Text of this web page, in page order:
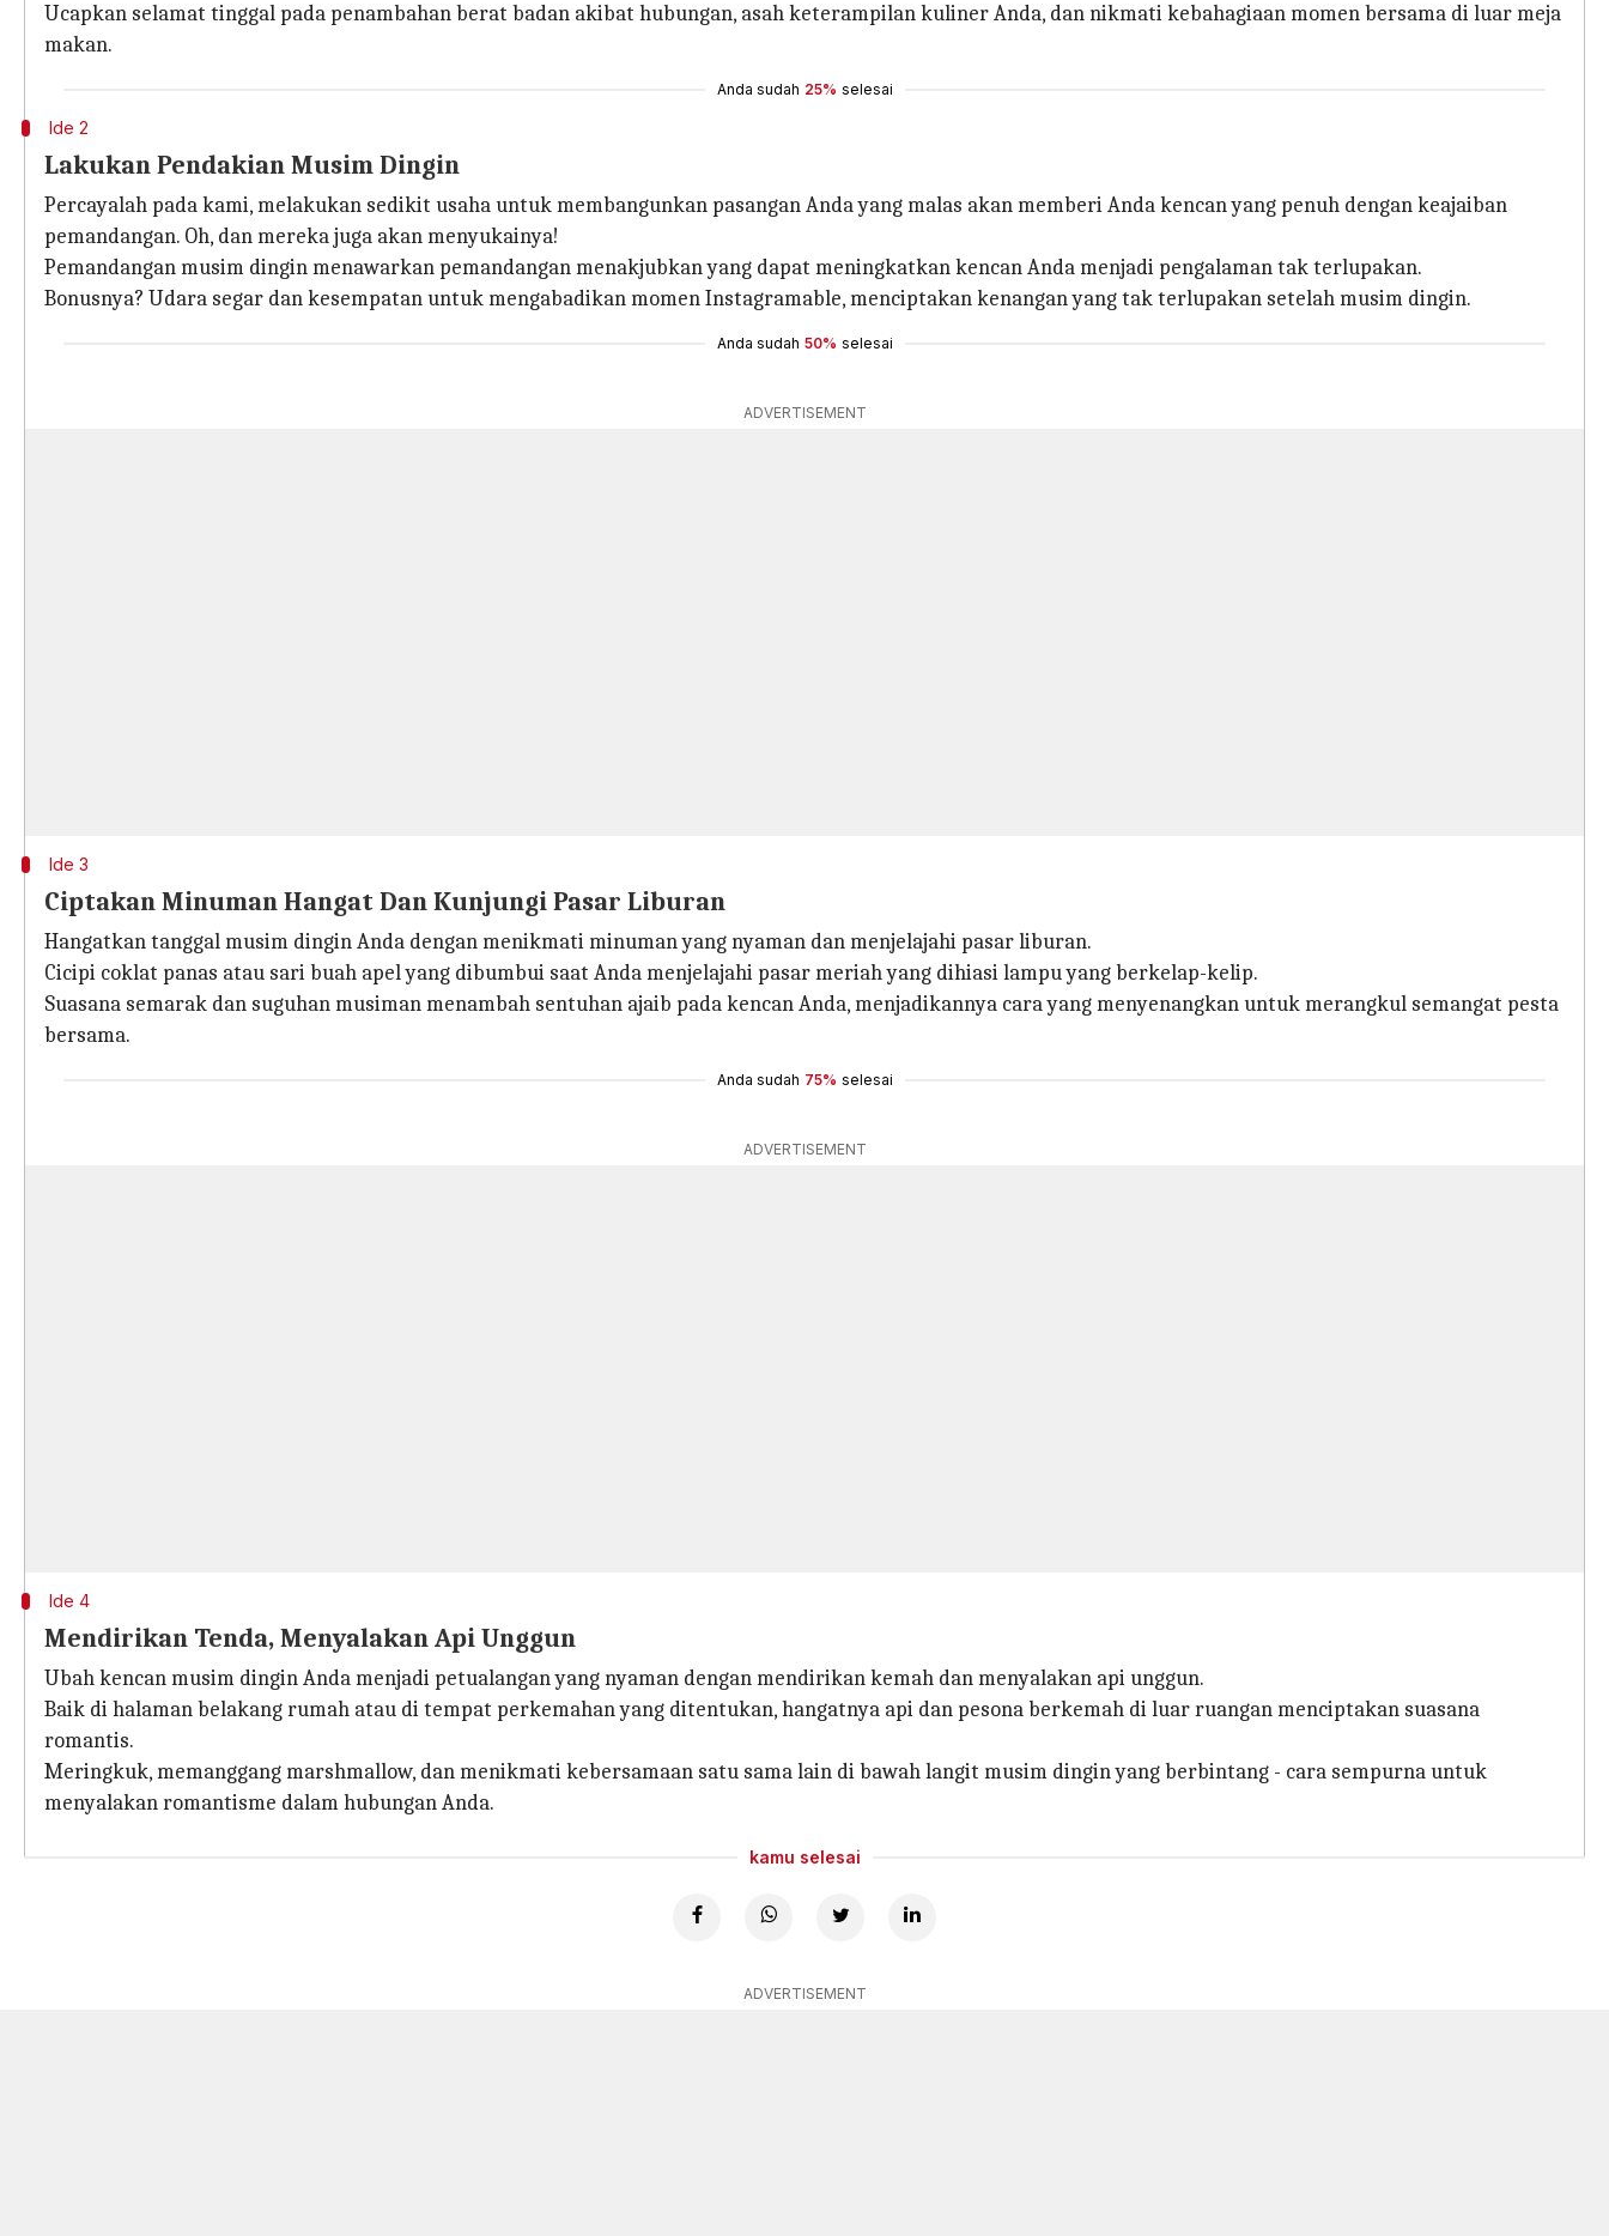
Ucapkan selamat tinggal pada penambahan berat badan akibat hubungan, asah keterampilan kuliner Anda, dan nikmati kebahagiaan momen bersama di luar meja
makan.
Anda sudah 25% selesai
Ide 2
Lakukan Pendakian Musim Dingin
Percayalah pada kami, melakukan sedikit usaha untuk membangunkan pasangan Anda yang malas akan memberi Anda kencan yang penuh dengan keajaiban
pemandangan. Oh, dan mereka juga akan menyukainya!
Pemandangan musim dingin menawarkan pemandangan menakjubkan yang dapat meningkatkan kencan Anda menjadi pengalaman tak terlupakan.
Bonusnya? Udara segar dan kesempatan untuk mengabadikan momen Instagramable, menciptakan kenangan yang tak terlupakan setelah musim dingin.
Anda sudah 50% selesai
ADVERTISEMENT
Ide 3
Ciptakan Minuman Hangat Dan Kunjungi Pasar Liburan
Hangatkan tanggal musim dingin Anda dengan menikmati minuman yang nyaman dan menjelajahi pasar liburan.
Cicipi coklat panas atau sari buah apel yang dibumbui saat Anda menjelajahi pasar meriah yang dihiasi lampu yang berkelap-kelip.
Suasana semarak dan suguhan musiman menambah sentuhan ajaib pada kencan Anda, menjadikannya cara yang menyenangkan untuk merangkul semangat pesta
bersama.
Anda sudah 75% selesai
ADVERTISEMENT
Ide 4
Mendirikan Tenda, Menyalakan Api Unggun
Ubah kencan musim dingin Anda menjadi petualangan yang nyaman dengan mendirikan kemah dan menyalakan api unggun.
Baik di halaman belakang rumah atau di tempat perkemahan yang ditentukan, hangatnya api dan pesona berkemah di luar ruangan menciptakan suasana
romantis.
Meringkuk, memanggang marshmallow, dan menikmati kebersamaan satu sama lain di bawah langit musim dingin yang berbintang - cara sempurna untuk
menyalakan romantisme dalam hubungan Anda.
kamu selesai
ADVERTISEMENT